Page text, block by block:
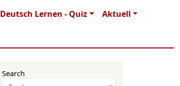
Deutsch Lernen - Quiz
Aktuell
Search